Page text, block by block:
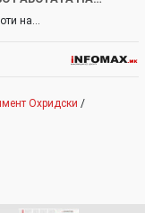
на…
Охридски /